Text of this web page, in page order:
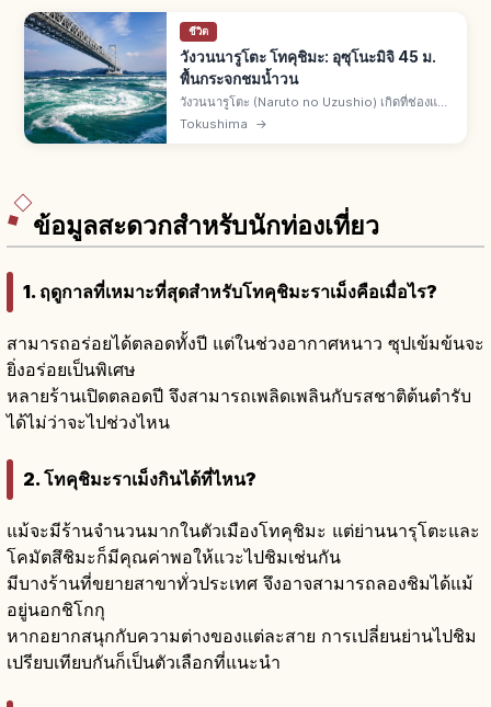
ชีวิต
วังวนนารูโตะ โทคุชิมะ: อุซุโนะมิจิ 45 ม.
พื้นกระจกชมน้ำวน
วังวนนารูโตะ (Naruto no Uzushio) เกิดที่ช่องแคบ
นารูโตะ ระหว่างนารูโตะ จ.โทคุชิมะ กับเกาะอาวาจิ
Tokushima →
ข้อมูลสะดวกสำหรับนักท่องเที่ยว
1. ฤดูกาลที่เหมาะที่สุดสำหรับโทคุชิมะราเม็งคือเมื่อไร?
สามารถอร่อยได้ตลอดทั้งปี แต่ในช่วงอากาศหนาว ซุปเข้มข้นจะ
ยิ่งอร่อยเป็นพิเศษ
หลายร้านเปิดตลอดปี จึงสามารถเพลิดเพลินกับรสชาติต้นตำรับ
ได้ไม่ว่าจะไปช่วงไหน
2. โทคุชิมะราเม็งกินได้ที่ไหน?
แม้จะมีร้านจำนวนมากในตัวเมืองโทคุชิมะ แต่ย่านนารุโตะและ
โคมัตสึชิมะก็มีคุณค่าพอให้แวะไปชิมเช่นกัน
มีบางร้านที่ขยายสาขาทั่วประเทศ จึงอาจสามารถลองชิมได้แม้
อยู่นอกชิโกกุ
หากอยากสนุกกับความต่างของแต่ละสาย การเปลี่ยนย่านไปชิม
เปรียบเทียบกันก็เป็นตัวเลือกที่แนะนำ